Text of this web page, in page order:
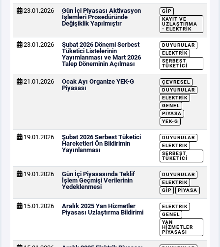
23.01.2026
Gün İçi Piyasası Aktivasyon
İşlemleri Prosedüründe
Değişiklik Yapılmıştır
GİP
KAYIT VE
UZLAŞTIRMA
- ELEKTRIK
23.01.2026
Şubat 2026 Dönemi Serbest
Tüketici Listelerinin
Yayımlanması ve Mart 2026
Talep Döneminin Açılması
DUYURULAR
ELEKTRIK
SERBEST
TÜKETICI
21.01.2026
Ocak Ayı Organize YEK-G
Piyasası
ÇEVRESEL
DUYURULAR
ELEKTRIK
GENEL
PIYASA
YEK-G
19.01.2026
Şubat 2026 Serbest Tüketici
Hareketleri Ön Bildirimin
Yayınlanması
DUYURULAR
ELEKTRIK
SERBEST
TÜKETICI
19.01.2026
Gün İçi Piyasasında Teklif
İşlem Geçmişi Verilerinin
Yedeklenmesi
DUYURULAR
ELEKTRIK
GİP
PIYASA
15.01.2026
Aralık 2025 Yan Hizmetler
Piyasası Uzlaştırma Bildirimi
ELEKTRIK
GENEL
YAN
HIZMETLER
PIYASASI